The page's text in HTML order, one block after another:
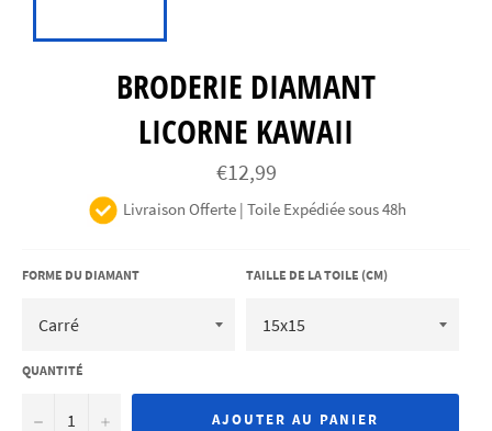
BRODERIE DIAMANT
LICORNE KAWAII
Prix
régulier
€12,99
Livraison Offerte | Toile Expédiée sous 48h
FORME DU DIAMANT TAILLE DE LA TOILE (CM)
QUANTITÉ
− + AJOUTER AU PANIER